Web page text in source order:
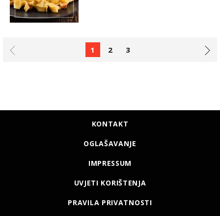
1 2 3
KONTAKT
OGLAŠAVANJE
IMPRESSUM
UVJETI KORIŠTENJA
PRAVILA PRIVATNOSTI